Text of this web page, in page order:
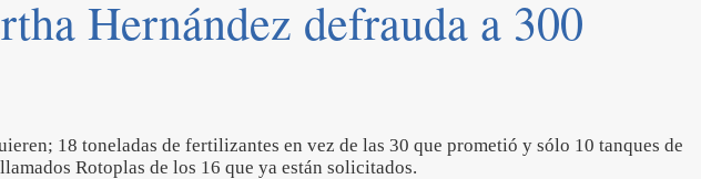
Hernández defrauda a 300
18 toneladas de fertilizantes en vez de las 30 que prometió y sólo 10 tanques de
Rotoplas de los 16 que ya están solicitados.